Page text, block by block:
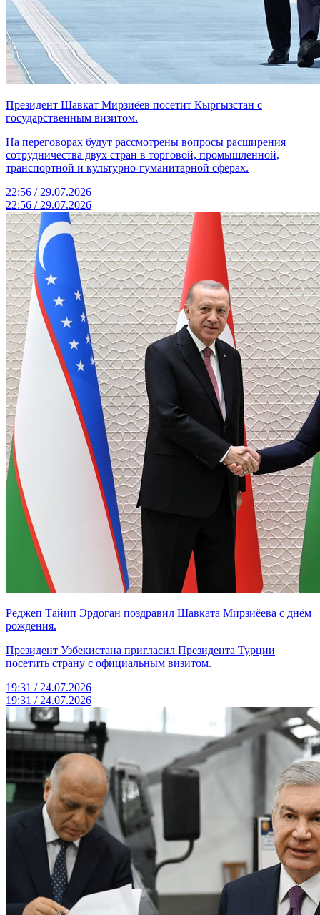
Президент Шавкат Мирзиёев посетит Кыргызстан с
государственным визитом.
На переговорах будут рассмотрены вопросы расширения
сотрудничества двух стран в торговой, промышленной,
транспортной и культурно-гуманитарной сферах.
22:56 / 29.07.2026
22:56 / 29.07.2026
Реджеп Тайип Эрдоган поздравил Шавката Мирзиёева с днём
рождения.
Президент Узбекистана пригласил Президента Турции
посетить страну с официальным визитом.
19:31 / 24.07.2026
19:31 / 24.07.2026